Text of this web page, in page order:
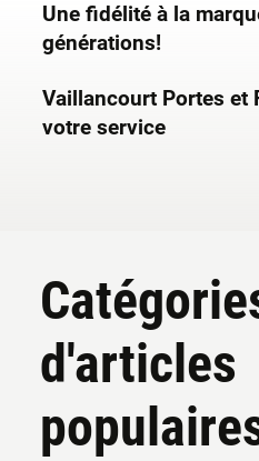
Une fidélité à la
générations!
Vaillancourt Portes et
votre service
d'articles